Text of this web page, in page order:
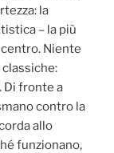
la
– la più
Niente
Di fronte a
contro la
allo
funzionano,